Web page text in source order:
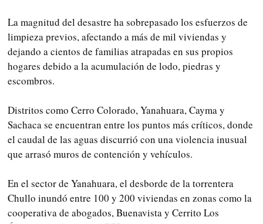
La magnitud del desastre ha sobrepasado los esfuerzos de
limpieza previos, afectando a más de mil viviendas y
dejando a cientos de familias atrapadas en sus propios
hogares debido a la acumulación de lodo, piedras y
escombros.
Distritos como Cerro Colorado, Yanahuara, Cayma y
Sachaca se encuentran entre los puntos más críticos, donde
el caudal de las aguas discurrió con una violencia inusual
que arrasó muros de contención y vehículos.
En el sector de Yanahuara, el desborde de la torrentera
Chullo inundó entre 100 y 200 viviendas en zonas como la
cooperativa de abogados, Buenavista y Cerrito Los